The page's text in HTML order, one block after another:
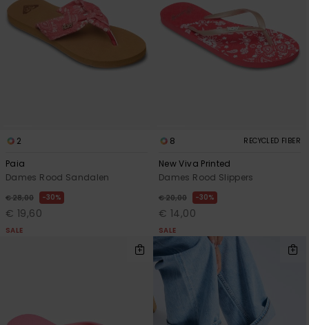
2
Paia
Dames Rood Sandalen
€ 28,00 30%
€ 19,60
SALE
8 RECYCLED FIBER
New Viva Printed
Dames Rood Slippers
€ 20,00 30%
€ 14,00
SALE